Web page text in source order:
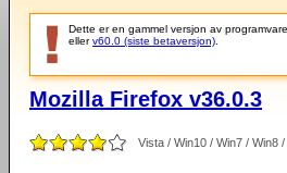
Dette er en gammel versjon av
ellerv60.0 (siste betaversjon)
Mozilla Firefox v36.0.3
Vista / Win10 / Win7 / Win8 /